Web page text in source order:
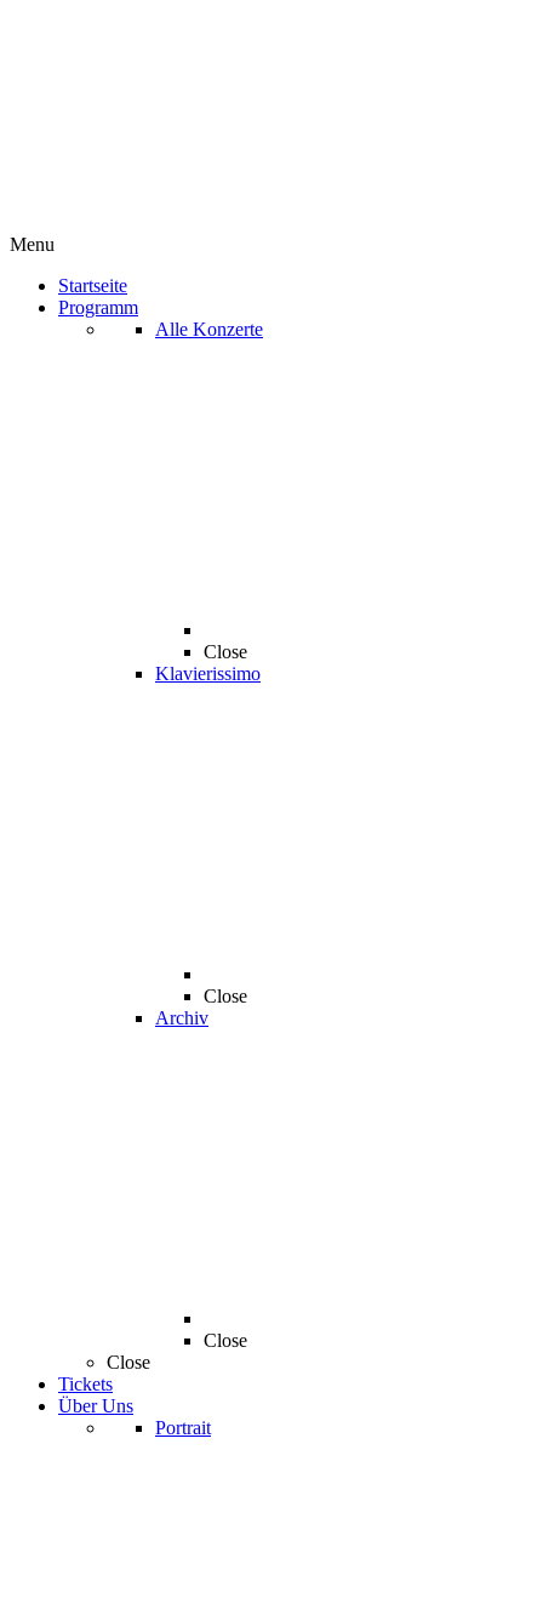
Menu
Startseite
Programm
Alle Konzerte
Close
Klavierissimo
Close
Archiv
Close
Close
Tickets
Über Uns
Portrait